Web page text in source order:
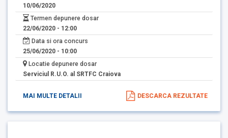
10/06/2020
Termen depunere dosar
22/06/2020 - 12:00
Data si ora concurs
25/06/2020 - 10:00
Locatie depunere dosar
Serviciul R.U.O. al SRTFC Craiova
MAI MULTE DETALII DESCARCA REZULTATE